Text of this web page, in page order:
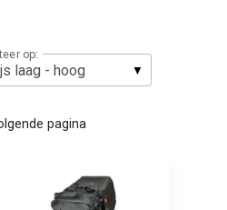
op:
pagina